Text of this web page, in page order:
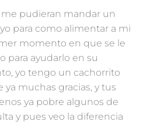
pudieran mandar un
para como alimentar a mi
momento en que se le
para ayudarlo en su
yo tengo un cachorrito
ya muchas gracias, y tus
ya pobre algunos de
y pues veo la diferencia